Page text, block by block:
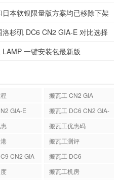
本软银限量版方案均已移除下架
杉矶 DC6 CN2 GIA-E 对比选择
一键安装包最新版
搬瓦工 CN2 GIA
GIA-E
搬瓦工 DC6 CN2 GIA-
搬瓦工优惠码
搬瓦工测评
CN2 GIA
搬瓦工 DC6
搬瓦工机房